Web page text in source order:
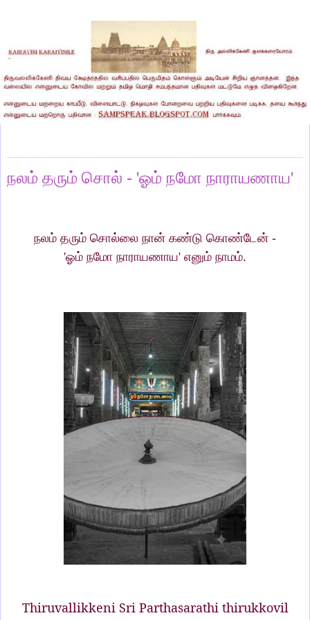
நலம் தரும் சொல் - 'ஓம் நமோ நாராயணாய'
நலம் தரும் சொல்லை நான் கண்டு கொண்டேன் -
'ஓம் நமோ நாராயணாய' எனும் நாமம்.
Thiruvallikkeni Sri Parthasarathi thirukkovil